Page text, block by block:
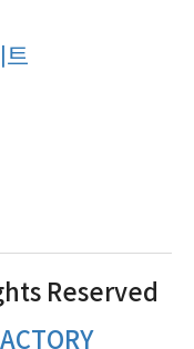
트
Reserved